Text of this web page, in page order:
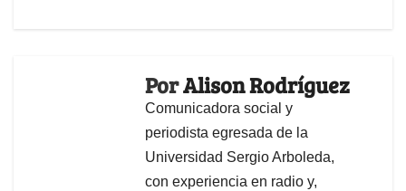
PorAlison Rodríguez
Comunicadora social y
periodista egresada de la
Universidad Sergio Arboleda,
con experiencia en radio y,